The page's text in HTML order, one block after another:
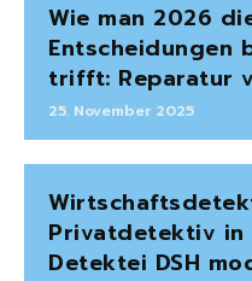
Wie man 2026
Entscheidungen
trifft: Reparatur
25. November 2025
Privatdetektiv
Detektei DSH